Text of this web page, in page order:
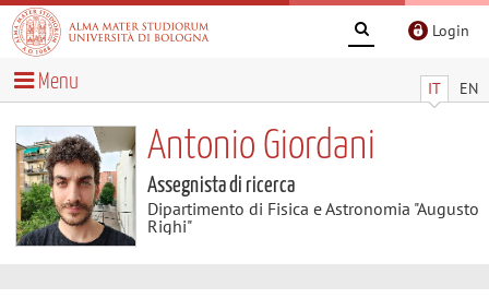
Login
IT EN
Menu
Antonio Giordani
Assegnista di ricerca
Dipartimento di Fisica e Astronomia "Augusto
Righi"